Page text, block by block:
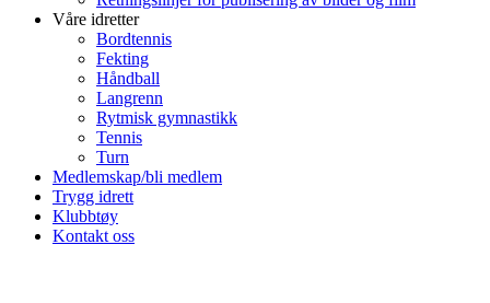
Våre idretter
Bordtennis
Fekting
Håndball
Langrenn
Rytmisk gymnastikk
Tennis
Turn
Medlemskap/bli medlem
Trygg idrett
Klubbtøy
Kontakt oss